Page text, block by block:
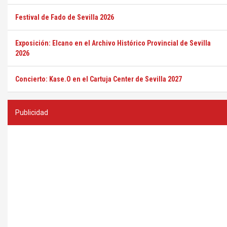
Festival de Fado de Sevilla 2026
Exposición: Elcano en el Archivo Histórico Provincial de Sevilla
2026
Concierto: Kase.O en el Cartuja Center de Sevilla 2027
Publicidad